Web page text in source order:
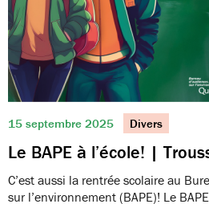
15 septembre 2025 Divers
Le BAPE à l’école! |
C’est aussi la rentrée scolaire au
sur l’environnement (BAPE)! Le